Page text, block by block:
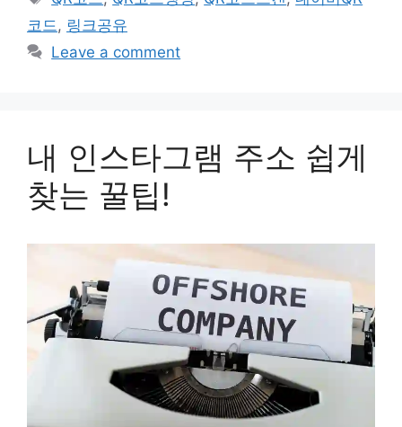
코드, 링크공유
Leave a comment
내 인스타그램 주소 쉽게
찾는 꿀팁!